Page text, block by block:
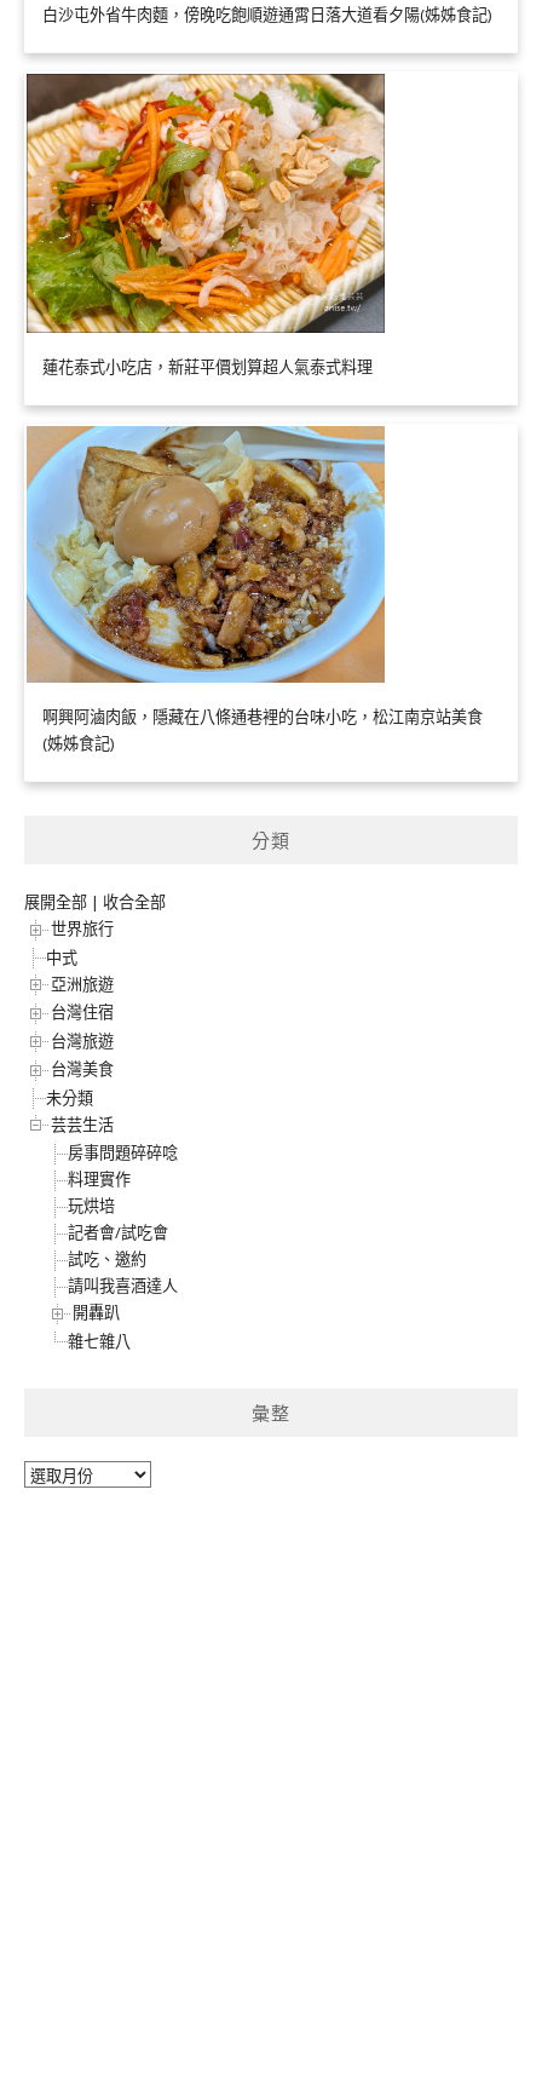
白沙屯外省牛肉麵，傍晚吃飽順遊通霄日落大道看夕陽(姊姊食記)
蓮花泰式小吃店，新莊平價划算超人氣泰式料理
啊興阿滷肉飯，隱藏在八條通巷裡的台味小吃，松江南京站美食
(姊姊食記)
分類
展開全部 | 收合全部
世界旅行
中式
亞洲旅遊
台灣住宿
台灣旅遊
台灣美食
未分類
芸芸生活
房事問題碎碎唸
料理實作
玩烘培
記者會/試吃會
試吃、邀約
請叫我喜酒達人
開轟趴
雜七雜八
彙整
彙